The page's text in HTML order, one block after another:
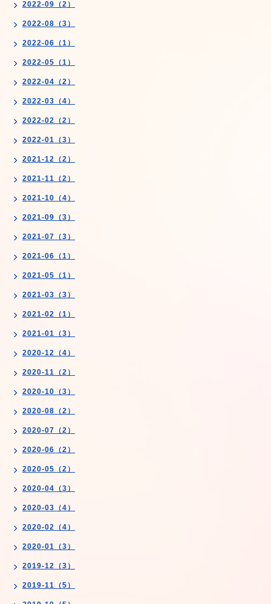
2022-09（2）
2022-08（3）
2022-06（1）
2022-05（1）
2022-04（2）
2022-03（4）
2022-02（2）
2022-01（3）
2021-12（2）
2021-11（2）
2021-10（4）
2021-09（3）
2021-07（3）
2021-06（1）
2021-05（1）
2021-03（3）
2021-02（1）
2021-01（3）
2020-12（4）
2020-11（2）
2020-10（3）
2020-08（2）
2020-07（2）
2020-06（2）
2020-05（2）
2020-04（3）
2020-03（4）
2020-02（4）
2020-01（3）
2019-12（3）
2019-11（5）